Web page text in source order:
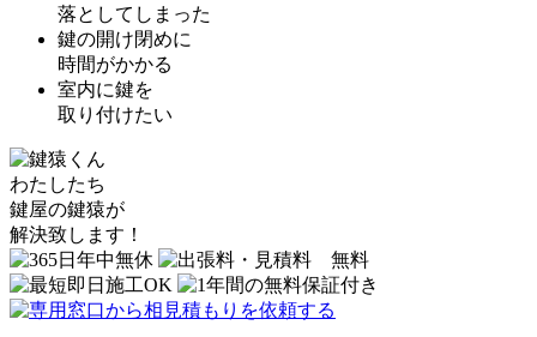
落としてしまった
鍵の開け閉めに
時間がかかる
室内に鍵を
取り付けたい
わたしたち
鍵屋の鍵猿が
解決致します！